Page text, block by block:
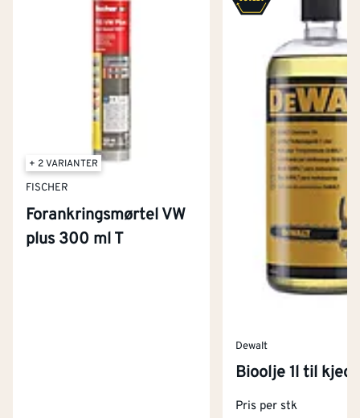
+ 2 VARIANTER
FISCHER
Forankringsmørtel VW
plus 300 ml T
Dewalt
Bioolje 1l til
Pris per stk